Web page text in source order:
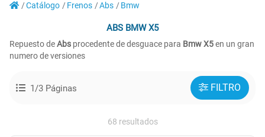
Catálogo Frenos Abs Bmw
ABS BMW X5
Repuesto deAbs procedente de desguace para Bmw X5en un gran
numero de versiones
1/3 Páginas FILTRO
68 resultados